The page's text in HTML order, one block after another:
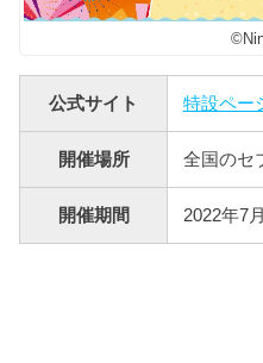
公式サイト 特設ペー
開催場所 全国のセ
開催期間 2022年7